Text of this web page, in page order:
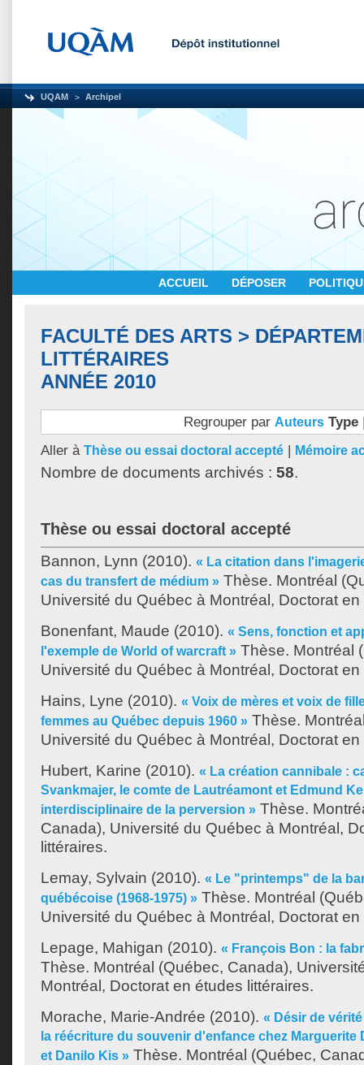
UQAM Archipel
ACCUEIL DÉPOSER
FACULTÉ DES ARTS >
LITTÉRAIRES
ANNÉE 2010
Regrouper par Auteurs Type
Aller à Thèse ou essai doctoral accepté | Mémoire
Nombre de documents archivés : 58.
Thèse ou essai doctoral accepté
Bannon, Lynn (2010). « La citation dans
cas du transfert de médium » Thèse. Montréal
Université du Québec à Montréal, Doctorat
Bonenfant, Maude (2010). « Sens, fonction et
l'exemple de World of warcraft » Thèse. Montréal
Université du Québec à Montréal, Doctorat
Hains, Lyne (2010). « Voix de mères et voix de
femmes au Québec depuis 1960 » Thèse.
Université du Québec à Montréal, Doctorat
Hubert, Karine (2010). « La création cannibale :
Svankmajer, le comte de Lautréamont et Edmund
interdisciplinaire de la perversion » Thèse.
Canada), Université du Québec à Montréal,
littéraires.
Lemay, Sylvain (2010). « Le "printemps" de la
québécoise (1968-1975) » Thèse. Montréal
Université du Québec à Montréal, Doctorat
Lepage, Mahigan (2010). « François Bon : la
Thèse. Montréal (Québec, Canada),
Montréal, Doctorat en études littéraires.
Morache, Marie-Andrée (2010). « Désir de
la réécriture du souvenir d'enfance chez Marguerite
et Danilo Kis » Thèse. Montréal (Québec,